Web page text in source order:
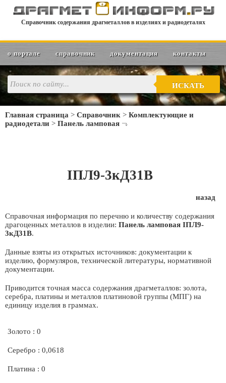
Справочник содержания драгметаллов в изделиях и радиодеталях
о портале справочник документация контакты
ИСКАТЬ
Главная страница > Справочник > Комплектующие и
радиодетали > Панель ламповая
IПЛ9-3кД31В
назад
Справочная информация по перечню и количеству содержания
драгоценных металлов в изделии: Панель ламповая IПЛ9-
3кД31В.
Данные взяты из открытых источников: документации к
изделию, формуляров, технической литературы, нормативной
документации.
Приводится точная масса содержания драгметаллов: золота,
серебра, платины и металлов платиновой группы (МПГ) на
единицу изделия в граммах.
Золото : 0
Серебро : 0,0618
Платина : 0